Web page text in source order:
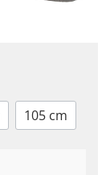
105 cm